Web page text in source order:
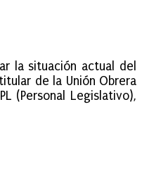
la situación actual del
de la Unión Obrera
(Personal Legislativo),